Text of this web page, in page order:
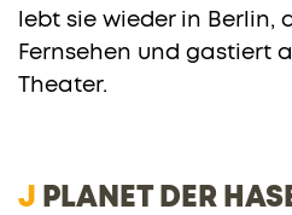
lebt sie wieder in Berlin,
Fernsehen und gastiert
Theater.
J PLANET DER